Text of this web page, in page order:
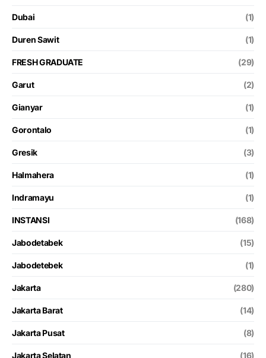
Dubai (1)
Duren Sawit (1)
FRESH GRADUATE (29)
Garut (2)
Gianyar (1)
Gorontalo (1)
Gresik (3)
Halmahera (1)
Indramayu (1)
INSTANSI (168)
Jabodetabek (15)
Jabodetebek (1)
Jakarta (280)
Jakarta Barat (14)
Jakarta Pusat (8)
Jakarta Selatan (16)